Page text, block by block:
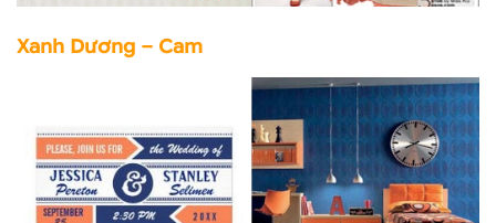
Xanh Dương – Cam